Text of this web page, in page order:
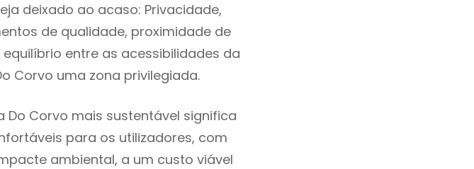
deixado ao acaso: Privacidade,
de qualidade, proximidade de
entre as acessibilidades da
Corvo uma zona privilegiada.
Do Corvo mais sustentável significa
para os utilizadores, com
ambiental, a um custo viável